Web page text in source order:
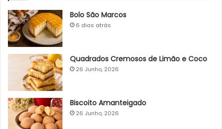
Bolo São Marcos
6 dias atrás
Quadrados Cremosos de Limão e Coco
26 Junho, 2026
Biscoito Amanteigado
26 Junho, 2026